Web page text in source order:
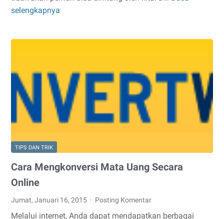
selengkapnya
TIPS DAN TRIK
Cara Mengkonversi Mata Uang Secara
Online
Jumat, Januari 16, 2015 Posting Komentar
Melalui internet, Anda dapat mendapatkan berbagai